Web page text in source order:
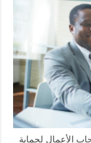
الأعمال لحماية